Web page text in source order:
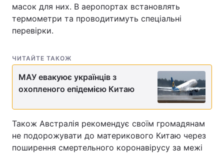
масок для них. В аеропортах встановлять
термометри та проводитимуть спеціальні
перевірки.
ЧИТАЙТЕ ТАКОЖ
МАУ евакуює українців з
охопленого епідемією Китаю
Також Австралія рекомендує своїм громадянам
не подорожувати до материкового Китаю через
поширення смертельного коронавірусу за межі